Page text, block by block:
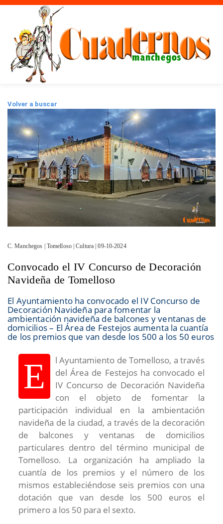
Volver a buscar
C. Manchegos | Tomelloso | Cultura | 09-10-2024
Convocado el IV Concurso de Decoración
Navideña de Tomelloso
El Ayuntamiento ha convocado el IV Concurso de
Decoración Navideña para fomentar la
ambientación navideña de balcones y ventanas de
domicilios – El Área de Festejos aumenta la cuantía
de los premios que van desde los 500 a los 50 euros
E
l Ayuntamiento de Tomelloso, a través
del Área de Festejos ha convocado el
IV Concurso de Decoración Navideña
con el objeto de fomentar la
participación individual en la ambientación
navideña de la ciudad, a través de la decoración
de balcones y ventanas de domicilios
particulares dentro del término municipal de
Tomelloso. La organización ha ampliado la
cuantía de los premios y el número de los
mismos estableciéndose seis premios con una
dotación que van desde los 500 euros el
primero a los 50 para el sexto.